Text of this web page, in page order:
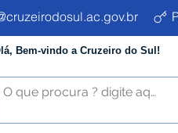
Bem-vindo a Cruzeiro do Sul!